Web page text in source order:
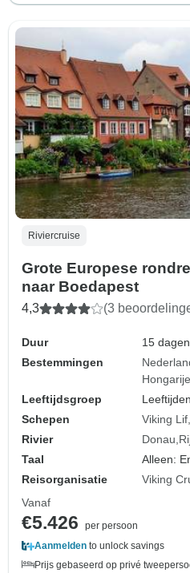
Riviercruise
Grote Europese
naar Boedapest
4,3 (3
Duur
15 dagen
Bestemmingen
Hongarije
Leeftijdsgroep
Schepen
Viking Lif
Rivier
Donau
Taal
Alleen:
Reisorganisatie
Viking
Vanaf
€5.426
per persoon
Aanmelden to unlock savings
Prijs gebaseerd op privé